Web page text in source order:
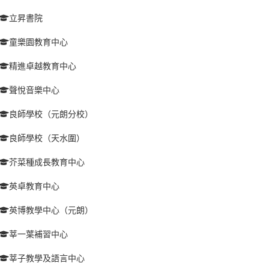
立昇書院
童樂園教育中心
精進卓越教育中心
聲悅音樂中心
良師學校（元朗分校）
良師學校（天水圍）
芥菜種成長教育中心
英卓教育中心
英博教學中心（元朗）
莘一葉補習中心
莘子教學及語言中心